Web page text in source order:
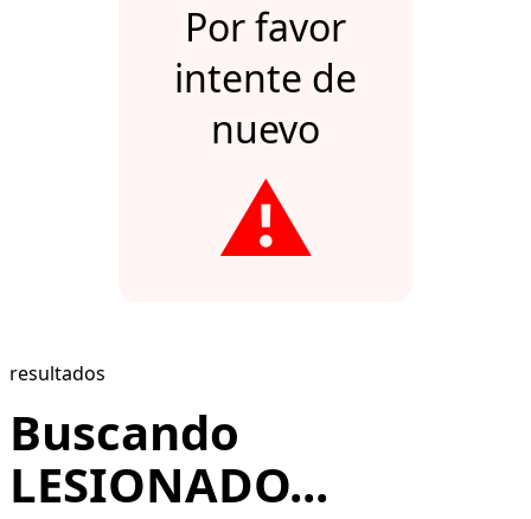
Por favor
intente de
nuevo
⚠️
resultados
Buscando
LESIONADO...